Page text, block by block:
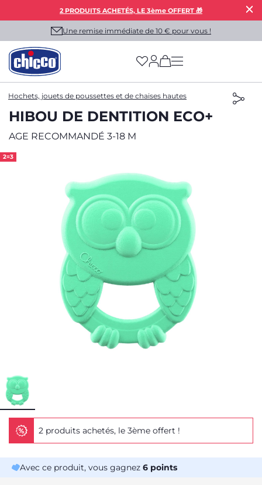
2 PRODUITS ACHETÉS, LE 3ème OFFERT 🎁
Une remise immédiate de 10 € pour vous !
(has more options
Hochets, jouets de poussettes et de chaises hautes
HIBOU DE DENTITION ECO+
AGE RECOMMANDÉ 3-18 M
2=3
2 produits achetés, le 3ème offert !
Avec ce produit, vous gagnez 6 points